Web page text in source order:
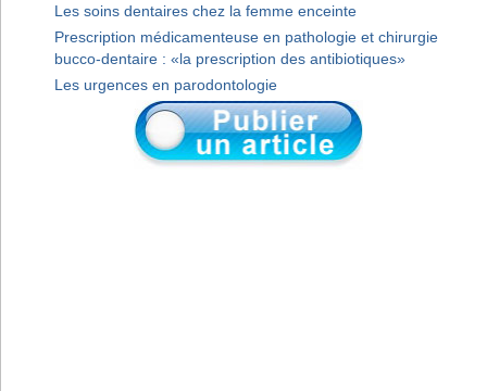
Les soins dentaires chez la femme enceinte
Prescription médicamenteuse en pathologie et chirurgie
bucco-dentaire : «la prescription des antibiotiques»
Les urgences en parodontologie